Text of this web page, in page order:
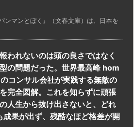
ンマンとぼく』（文春文庫）は、日本を
われないのは頭の良さではなく
の問題だった。世界最高峰 hom
コンサル会社が実践する無敵の
完全図解。これを知らずに頑張
人生から抜け出さないと、どれ
果が出ず、残酷なほど格差が開